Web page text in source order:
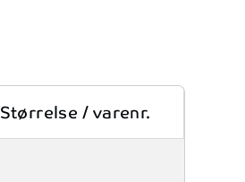
Størrelse / varenr.